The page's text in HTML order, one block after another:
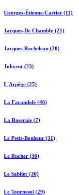
Georges-Étienne-Cartier (11)
Jacques-De Chambly (21)
Jacques-Rocheleau (20)
Jolivent (23)
L'Arpège (25)
La Farandole (46)
La Roseraie (7)
Le Petit-Bonheur (31)
Le Rucher (36)
Le Sablier (30)
Le Tournesol (29)